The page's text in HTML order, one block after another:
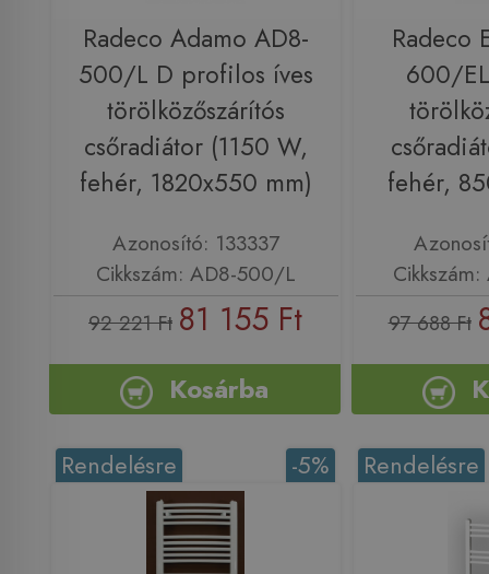
Radeco Adamo AD8-
500/L D profilos íves
törölközőszárítós
csőradiátor (1150 W,
fehér, 1820x550 mm)
Azonosító: 133337
Cikkszám: AD8-500/L
92 221 Ft 81 155 Ft
Kosárba
Radeco
600/
fehér,
97 688 Ft
-5%
Rendelésre Rendelésre